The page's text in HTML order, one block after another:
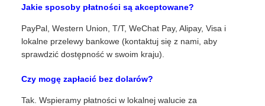
Jakie sposoby płatności są akceptowane?
PayPal, Western Union, T/T, WeChat Pay, Alipay, Visa i
lokalne przelewy bankowe (kontaktuj się z nami, aby
sprawdzić dostępność w swoim kraju).
Czy mogę zapłacić bez dolarów?
Tak. Wspieramy płatności w lokalnej walucie za